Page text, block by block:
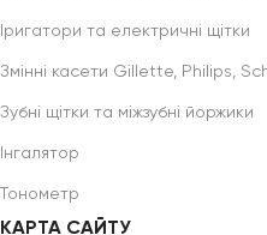
Іригатори та електричні щітки
Змінні касети Gillette, Philips,
Зубні щітки та міжзубні йоржики
Інгалятор
Тонометр
КАРТА САЙТУ